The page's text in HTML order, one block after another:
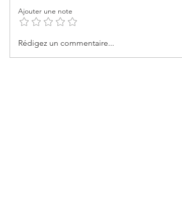
Ajouter une note
Rédigez un commentaire...